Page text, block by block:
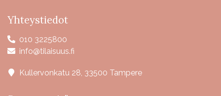
Yhteystiedot
010 3225800
info@tilaisuus.fi
Kullervonkatu 28, 33500 Tampere